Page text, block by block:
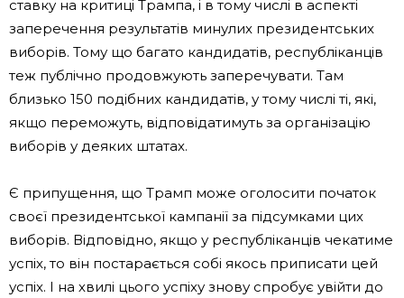
ставку на критиці Трампа, і в тому числі в аспекті
заперечення результатів минулих президентських
виборів. Тому що багато кандидатів, республіканців
теж публічно продовжують заперечувати. Там
близько 150 подібних кандидатів, у тому числі ті, які,
якщо переможуть, відповідатимуть за організацію
виборів у деяких штатах.
Є припущення, що Трамп може оголосити початок
своєї президентської кампанії за підсумками цих
виборів. Відповідно, якщо у республіканців чекатиме
успіх, то він постарається собі якось приписати цей
успіх. І на хвилі цього успіху знову спробує увійти до